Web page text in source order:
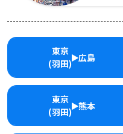
東京
(羽田)
広島
東京
(羽田)
熊本